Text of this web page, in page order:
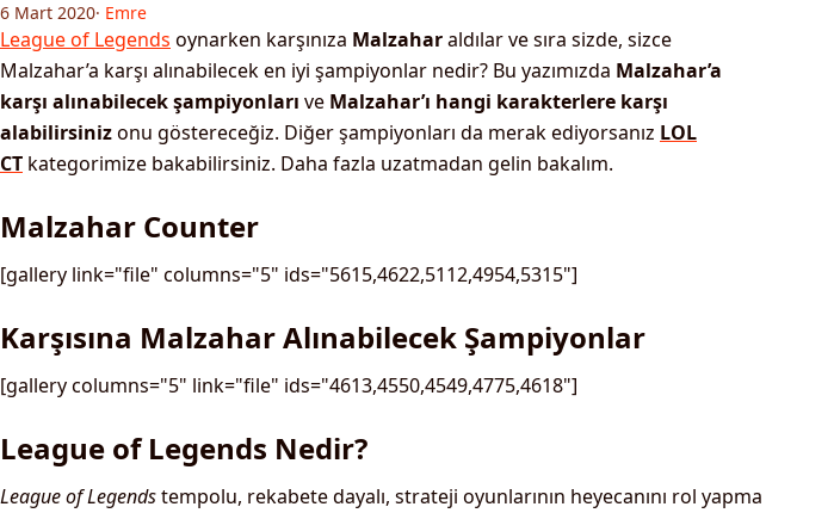
6 Mart 2020· Emre
League of Legends oynarken karşınıza Malzaharaldılar ve sıra sizde, sizce
Malzahar’a karşı alınabilecek en iyi şampiyonlar nedir? Bu yazımızda Malzahar’a
karşı alınabilecek şampiyonları ve Malzahar’ı hangi karakterlere karşı
alabilirsinizonu göstereceğiz. Diğer şampiyonları da merak ediyorsanız LOL
CT kategorimize bakabilirsiniz. Daha fazla uzatmadan gelin bakalım.
Malzahar Counter
[gallery link="file" columns="5" ids="5615,4622,5112,4954,5315"]
Karşısına Malzahar Alınabilecek Şampiyonlar
[gallery columns="5" link="file" ids="4613,4550,4549,4775,4618"]
League of Legends Nedir?
League of Legendstempolu, rekabete dayalı, strateji oyunlarının heyecanını rol yapma